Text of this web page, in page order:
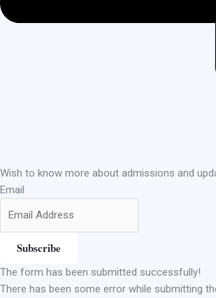
Wish to know more about admissions and
Email
Subscribe
The form has been submitted successfully!
There has been some error while submitting